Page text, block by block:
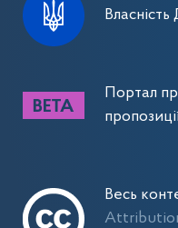
Портал
Весь